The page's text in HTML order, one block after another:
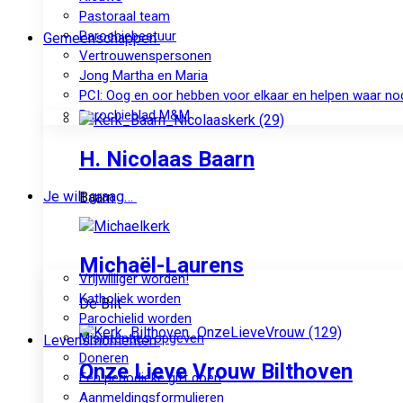
Pastoraal team
Parochiebestuur
Vertrouwenspersonen
Jong Martha en Maria
PCI: Oog en oor hebben voor elkaar en helpen waar
Parochieblad M&M
Gemeenschappen
H. Nicolaas Baarn
Baarn
Michaël-Laurens
De Bilt
Onze Lieve Vrouw Bilthoven
Je wilt graag…
Vrijwilliger worden!
Katholiek worden
Parochielid worden
Misintenties opgeven
Doneren
Een periodieke gift doen
Aanmeldingsformulieren
Levensmomenten